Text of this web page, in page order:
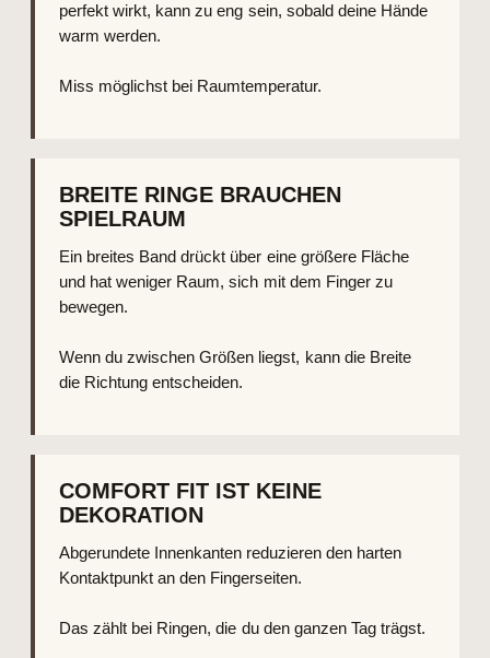
perfekt wirkt, kann zu eng sein, sobald deine Hände
warm werden.
Miss möglichst bei Raumtemperatur.
BREITE RINGE BRAUCHEN
SPIELRAUM
Ein breites Band drückt über eine größere Fläche
und hat weniger Raum, sich mit dem Finger zu
bewegen.
Wenn du zwischen Größen liegst, kann die Breite
die Richtung entscheiden.
COMFORT FIT IST KEINE
DEKORATION
Abgerundete Innenkanten reduzieren den harten
Kontaktpunkt an den Fingerseiten.
Das zählt bei Ringen, die du den ganzen Tag trägst.